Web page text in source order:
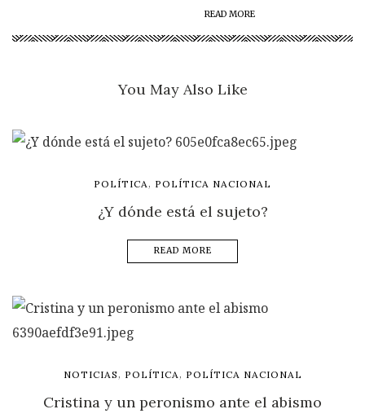
READ MORE
You May Also Like
POLÍTICA, POLÍTICA NACIONAL
¿Y dónde está el sujeto?
READ MORE
NOTICIAS , POLÍTICA, POLÍTICA NACIONAL
Cristina y un peronismo ante el abismo